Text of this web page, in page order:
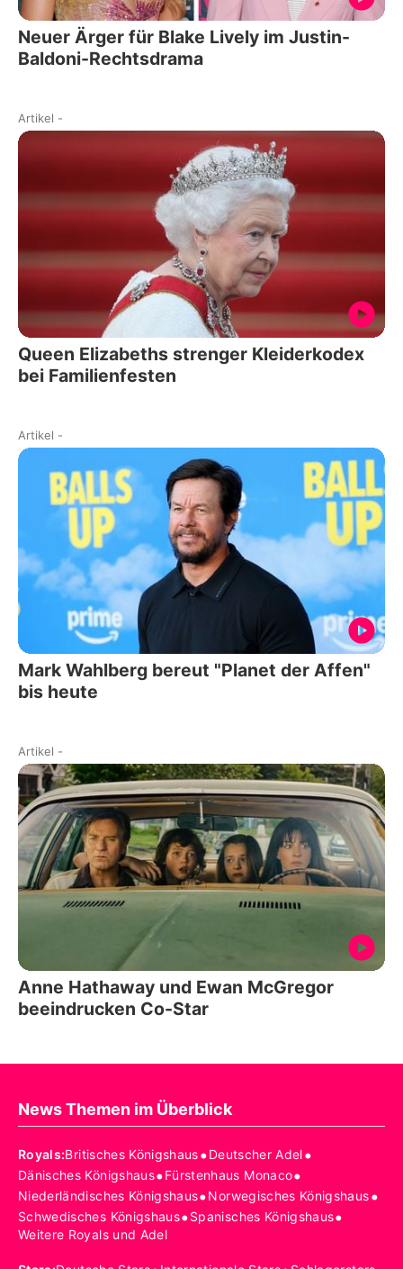
Neuer Ärger für Blake Lively im Justin-
Baldoni-Rechtsdrama
Artikel -
Queen Elizabeths strenger Kleiderkodex
bei Familienfesten
Artikel -
Mark Wahlberg bereut "Planet der Affen"
bis heute
Artikel -
Anne Hathaway und Ewan McGregor
beeindrucken Co-Star
News Themen im Überblick
Royals:Britisches Königshaus•Deutscher Adel•
Dänisches Königshaus•Fürstenhaus Monaco•
Niederländisches Königshaus•Norwegisches Königshaus•
Schwedisches Königshaus•Spanisches Königshaus•
Weitere Royals und Adel